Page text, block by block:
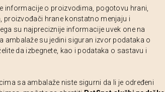
informacije o proizvodima, pogotovu hrani,
proizvođači hrane konstatno menjaju i
su najpreciznije informacije uvek one na
ambalaže su jedini siguran izvor podataka o
da izbegnete, kao i podataka o sastavu i
sa ambalaže niste sigurni da li je određeni